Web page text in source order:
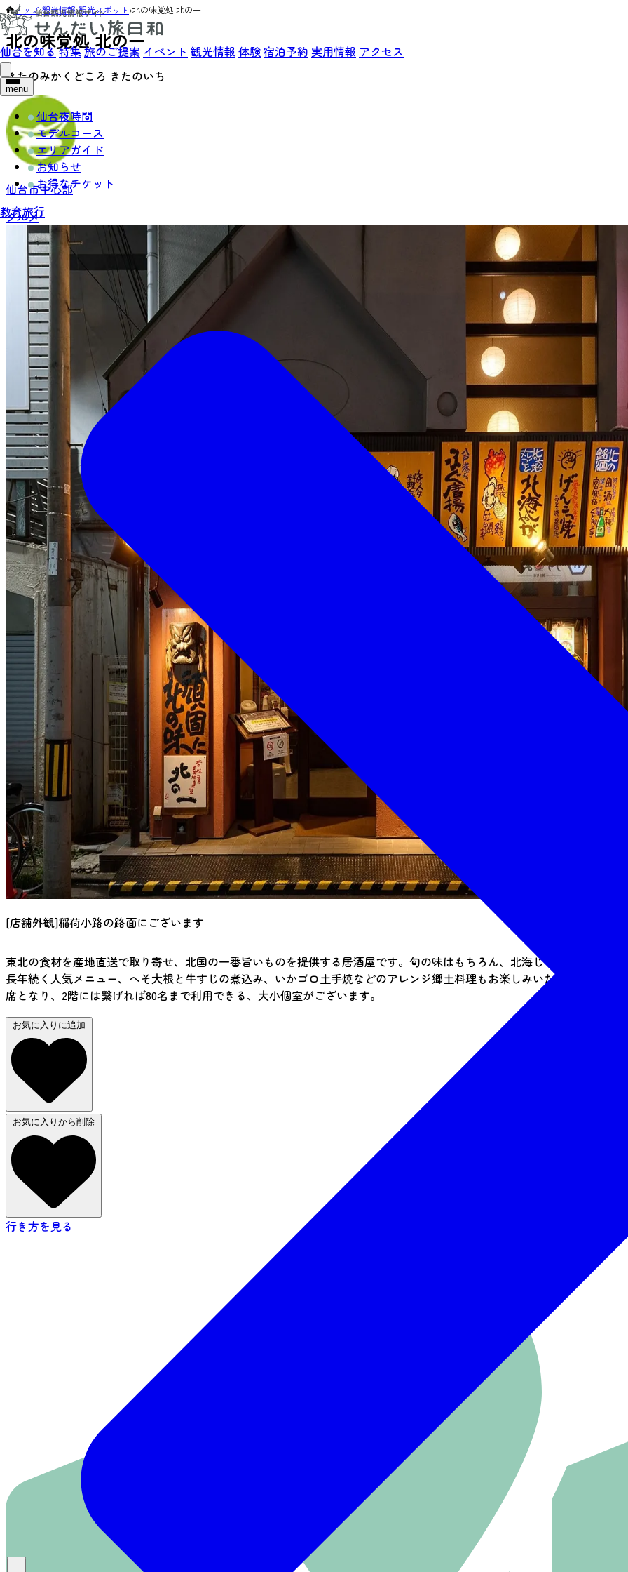
仙台を知る特集旅のご提案 イベント 観光情報 体験宿泊予約 実用情報 アクセス
menu
仙台夜時間
モデルコース
エリアガイド
お知らせ
お得なチケット
教育旅行
トップ›観光情報›観光スポット›北の味覚処 北の一
北の味覚処 北の一
きたのみかくどころ きたのいち
仙台市中心部
グルメ
[店舗外観]稲荷小路の路面にございます
東北の食材を産地直送で取り寄せ、北国の一番旨いものを提供する居酒屋です。旬の味はもちろん、北海じゃがやみそホル
長年続く人気メニュー、へそ大根と牛すじの煮込み、いかゴロ土手焼などのアレンジ郷土料理もお楽しみいただけます。1階
席となり、2階には繋げれば80名まで利用できる、大小個室がございます。
お気に入りに追加
お気に入りから削除
行き方を見る